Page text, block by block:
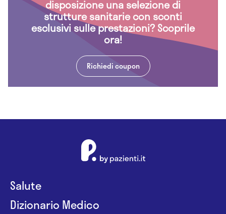
disposizione una selezione di
strutture sanitarie con sconti
esclusivi sulle prestazioni? Scoprile
ora!
Richiedi coupon
Salute
Dizionario Medico